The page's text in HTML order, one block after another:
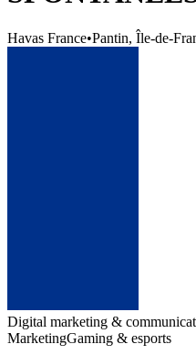
Havas France•Pantin, Île-de-
Digital marketing &
MarketingGaming & esports